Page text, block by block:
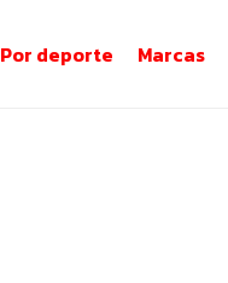
Por deporte Marcas